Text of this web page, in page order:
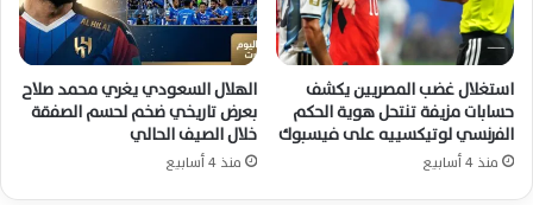
استغلال غضب المصريين يكشف
حسابات مزيفة تنتحل هوية الحكم
الفرنسي لوتيكسييه على فيسبوك
منذ 4 أسابيع
الهلال السعودي يغري محمد صلاح
بعرض تاريخي ضخم لحسم الصفقة
خلال الصيف الحالي
منذ 4 أسابيع